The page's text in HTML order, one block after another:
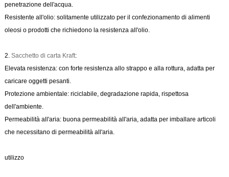
penetrazione dell'acqua.
Resistente all'olio: solitamente utilizzato per il confezionamento di alimenti
oleosi o prodotti che richiedono la resistenza all'olio.
2. Sacchetto di carta Kraft:
Elevata resistenza: con forte resistenza allo strappo e alla rottura, adatta per
caricare oggetti pesanti.
Protezione ambientale: riciclabile, degradazione rapida, rispettosa
dell'ambiente.
Permeabilità all'aria: buona permeabilità all'aria, adatta per imballare articoli
che necessitano di permeabilità all'aria.
utilizzo